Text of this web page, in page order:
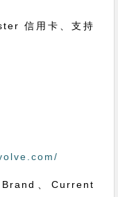
信用卡、支持
、Current